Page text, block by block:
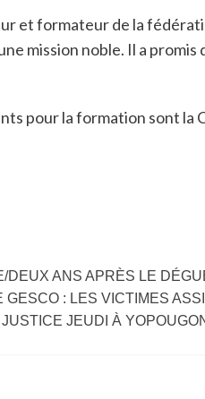
et formateur de la
mission noble. Il a
pour la formation sont la
DEUX ANS APRÈS LE
GESCO : LES VICTIMES
JEUDI À